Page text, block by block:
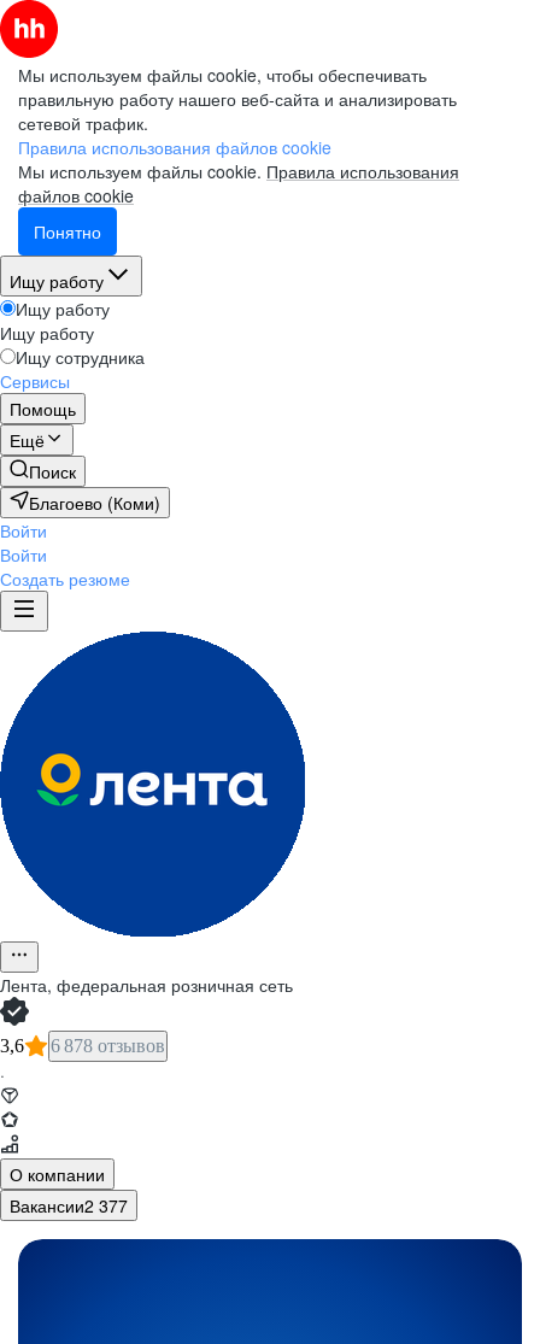
Мы используем файлы cookie, чтобы обеспечивать
правильную работу нашего веб-сайта и анализировать
сетевой трафик.
Правила использования файлов cookie
Мы используем файлы cookie. Правила использования
файлов cookie
Понятно
Ищу работу
Ищу работу
Ищу работу
Ищу сотрудника
Сервисы
Помощь
Ещё
Поиск
Благоево (Коми)
Войти
Войти
Создать резюме
Лента, федеральная розничная сеть
3,6 6 878 отзывов
·
О компании
Вакансии2 377